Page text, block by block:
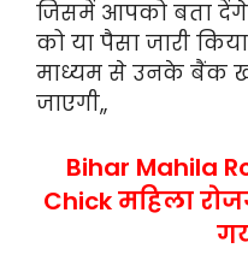
जिसमें आपको बता देंगे
को या पैसा जारी
माध्यम से उनके बैंक
जाएगी,,
Bihar Mahila
Chick महिला